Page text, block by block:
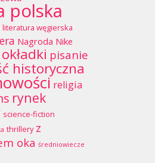
polska
literatura węgierska
Nagroda Nike
okładki pisanie
historyczna
religia
rynek
science-fiction
thrillery z
oka średniowiecze